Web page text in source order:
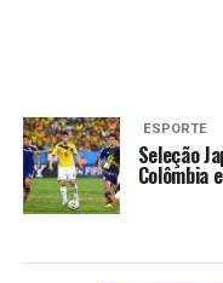
ESPORTE
Seleção
Colômbia